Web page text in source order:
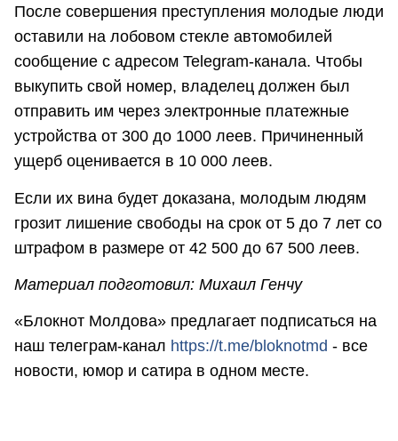
После совершения преступления молодые люди
оставили на лобовом стекле автомобилей
сообщение с адресом Telegram-канала. Чтобы
выкупить свой номер, владелец должен был
отправить им через электронные платежные
устройства от 300 до 1000 леев. Причиненный
ущерб оценивается в 10 000 леев.
Если их вина будет доказана, молодым людям
грозит лишение свободы на срок от 5 до 7 лет со
штрафом в размере от 42 500 до 67 500 леев.
Материал подготовил: Михаил Генчу
«Блокнот Молдова» предлагает подписаться на
наш телеграм-канал https://t.me/bloknotmd - все
новости, юмор и сатира в одном месте.